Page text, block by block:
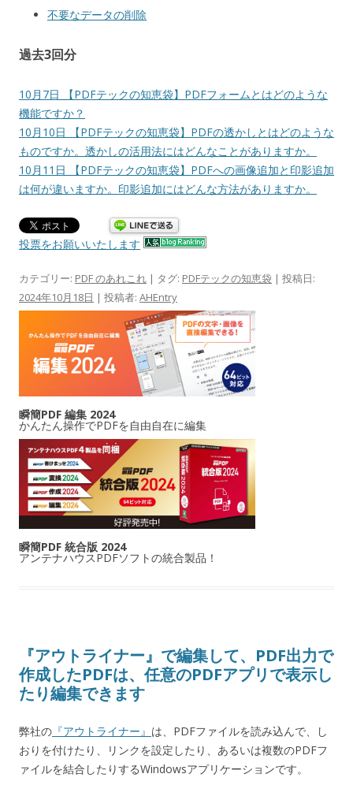
不要なデータの削除
過去3回分
10月7日 【PDFテックの知恵袋】PDFフォームとはどのような
機能ですか？
10月10日 【PDFテックの知恵袋】PDFの透かしとはどのような
ものですか。透かしの活用法にはどんなことがありますか。
10月11日 【PDFテックの知恵袋】PDFへの画像追加と印影追加
は何が違いますか。印影追加にはどんな方法がありますか。
投票をお願いいたします
カテゴリー: PDF のあれこれ | タグ: PDFテックの知恵袋 | 投稿日:
2024年10月18日 | 投稿者: AHEntry
瞬簡PDF 編集 2024
かんたん操作でPDFを自由自在に編集
瞬簡PDF 統合版 2024
アンテナハウスPDFソフトの統合製品！
『アウトライナー』で編集して、PDF出力で
作成したPDFは、任意のPDFアプリで表示し
たり編集できます
弊社の 『アウトライナー』 は、PDFファイルを読み込んで、し
おりを付けたり、リンクを設定したり、あるいは複数のPDFフ
ァイルを結合したりするWindowsアプリケーションです。